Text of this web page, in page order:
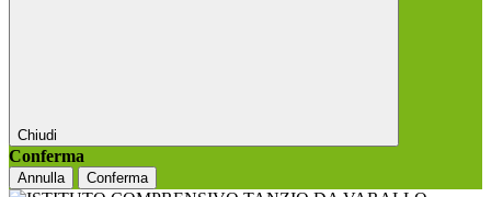
Chiudi
Conferma
Annulla Conferma